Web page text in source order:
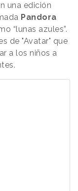
una edición
Pandora
“lunas azules”.
de "Avatar" que
a los niños a